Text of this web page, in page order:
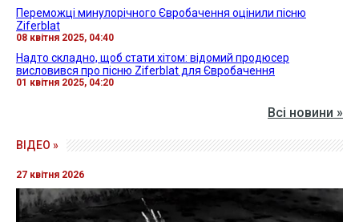
Переможці минулорічного Євробачення оцінили пісню
Ziferblat
08 квітня 2025, 04:40
Надто складно, щоб стати хітом: відомий продюсер
висловився про пісню Ziferblat для Євробачення
01 квітня 2025, 04:20
Всі новини »
ВІДЕО »
27 квітня 2026